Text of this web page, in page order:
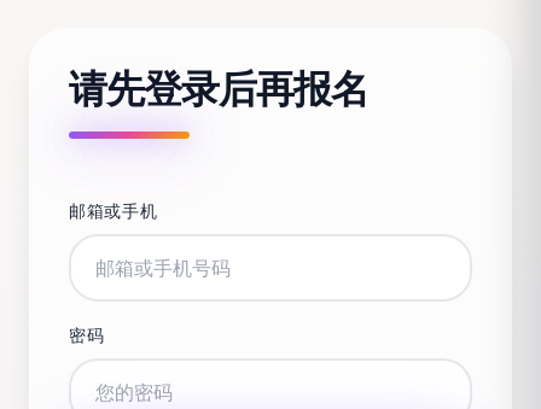
请先登录后再报名
邮箱或手机
密码